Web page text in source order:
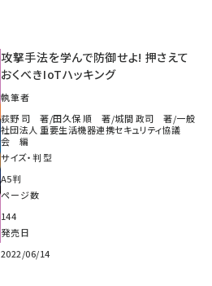
攻撃手法を学んで防御せよ! 押さえて
おくべきIoTハッキング
執筆者
荻野 司 著/田久保 順 著/城間 政司 著/一般
社団法人 重要生活機器連携セキュリティ協議
会 編
サイズ・判型
A5判
ページ数
144
発売日
2022/06/14